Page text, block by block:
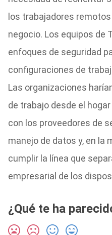
los trabajadores
negocio. Los equipos de
enfoques de seguridad
configuraciones de
Las organizaciones
de trabajo desde el
con los proveedores de
manejo de datos y, en la
cumplir la línea que
empresarial de los
¿Qué te ha